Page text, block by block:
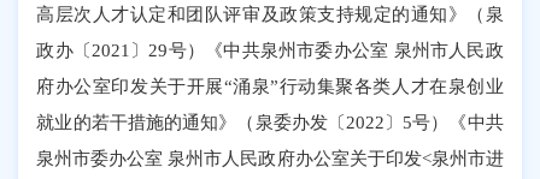
高层次人才认定和团队评审及政策支持规定的通知》（泉
政办〔2021 〕 29号）《中共泉州市委办公室 泉州市人民政
府办公室印发关于开展“涌泉”行动集聚各类人才在泉创业
就业的若干措施的通知》（泉委办发〔2022〕 5号）《中共
泉州市委办公室 泉州市人民政府办公室关于印发<泉州市进